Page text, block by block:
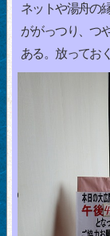
ネットや湯舟の
ががっつり、つ
ある。放ってお